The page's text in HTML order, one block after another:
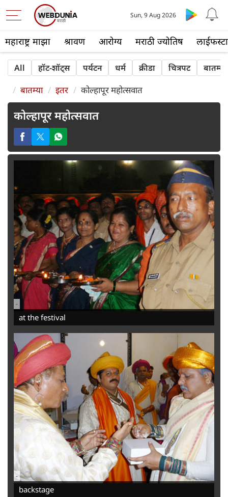
महाराष्ट्र माझा श्रावण आरोग्य मराठी ज्योतिष
Sun, 9 Aug 2026
All हॉट-शॉट्‍स पर्यटन धर्म क्रीडा चित्रपट बातम्या
बातम्या इतर कोल्हापूर महोत्सवात
कोल्हापूर महोत्सवात
-
at the festival
-
backstage